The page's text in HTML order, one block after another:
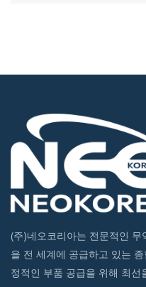
(주)네오코리아는 전문적인
을 전 세계에 공급하고 있는
정적인 부품 공급을 위해 최선